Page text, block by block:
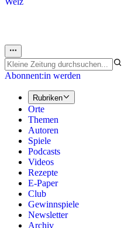
Abonnent:in werden
Rubriken
Orte
Themen
Autoren
Spiele
Podcasts
Videos
Rezepte
E-Paper
Club
Gewinnspiele
Newsletter
Archiv